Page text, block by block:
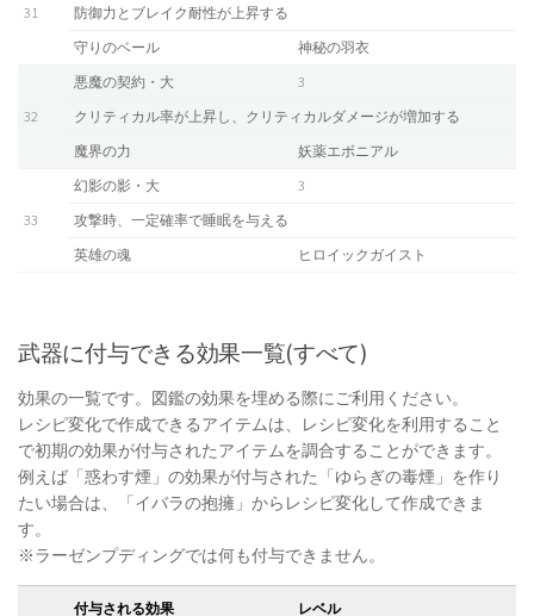
31
防御力とブレイク耐性が上昇する
守りのベール
神秘の羽衣
32
悪魔の契約・大
3
クリティカル率が上昇し、クリティカルダメージが増加する
魔界の力
妖薬エボニアル
33
幻影の影・大
3
攻撃時、一定確率で睡眠を与える
英雄の魂
ヒロイックガイスト
武器に付与できる効果一覧(すべて)
効果の一覧です。図鑑の効果を埋める際にご利用ください。
レシピ変化で作成できるアイテムは、レシピ変化を利用すること
で初期の効果が付与されたアイテムを調合することができます。
例えば「惑わす煙」の効果が付与された「ゆらぎの毒煙」を作り
たい場合は、「イバラの抱擁」からレシピ変化して作成できま
す。
※ラーゼンプディングでは何も付与できません。
付与される効果 レベル